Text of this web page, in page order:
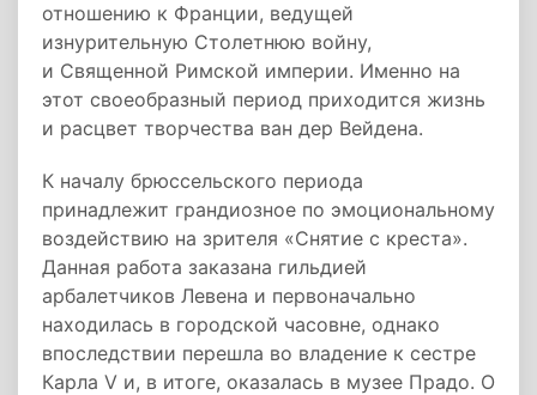
отношению к Франции, ведущей
изнурительную Столетнюю войну,
и Священной Римской империи. Именно на
этот своеобразный период приходится жизнь
и расцвет творчества ван дер Вейдена.
К началу брюссельского периода
принадлежит грандиозное по эмоциональному
воздействию на зрителя «Снятие с креста».
Данная работа заказана гильдией
арбалетчиков Левена и первоначально
находилась в городской часовне, однако
впоследствии перешла во владение к сестре
Карла V и, в итоге, оказалась в музее Прадо. О